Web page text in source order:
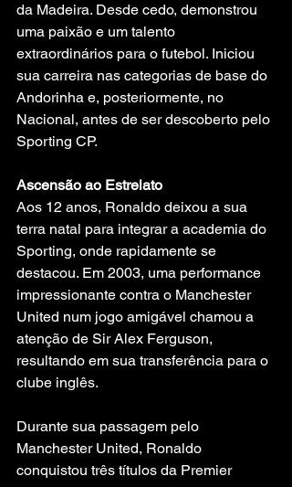
da Madeira. Desde cedo, demonstrou
uma paixão e um talento
extraordinários para o futebol. Iniciou
sua carreira nas categorias de base do
Andorinha e, posteriormente, no
Nacional, antes de ser descoberto pelo
Sporting CP.
Ascensão ao Estrelato
Aos 12 anos, Ronaldo deixou a sua
terra natal para integrar a academia do
Sporting, onde rapidamente se
destacou. Em 2003, uma performance
impressionante contra o Manchester
United num jogo amigável chamou a
atenção de Sir Alex Ferguson,
resultando em sua transferência para o
clube inglês.
Durante sua passagem pelo
Manchester United, Ronaldo
conquistou três títulos da Premier